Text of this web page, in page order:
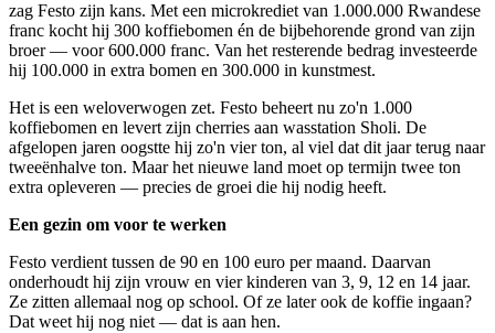
zag Festo zijn kans. Met een microkrediet van 1.000.000 Rwandese
franc kocht hij 300 koffiebomen én de bijbehorende grond van zijn
broer — voor 600.000 franc. Van het resterende bedrag investeerde
hij 100.000 in extra bomen en 300.000 in kunstmest.
Het is een weloverwogen zet. Festo beheert nu zo'n 1.000
koffiebomen en levert zijn cherries aan wasstation Sholi. De
afgelopen jaren oogstte hij zo'n vier ton, al viel dat dit jaar terug naar
tweeënhalve ton. Maar het nieuwe land moet op termijn twee ton
extra opleveren — precies de groei die hij nodig heeft.
Een gezin om voor te werken
Festo verdient tussen de 90 en 100 euro per maand. Daarvan
onderhoudt hij zijn vrouw en vier kinderen van 3, 9, 12 en 14 jaar.
Ze zitten allemaal nog op school. Of ze later ook de koffie ingaan?
Dat weet hij nog niet — dat is aan hen.